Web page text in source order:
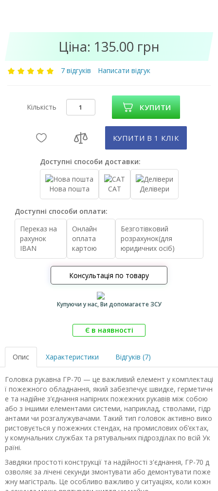
Ціна: 135.00 грн
7 відгуків Написати відгук
Кількість КУПИТИ
КУПИТИ В 1 КЛIК
Доступні способи доставки:
Нова пошта САТ Делівери
Доступні способи оплати:
Переказ на
рахунок
IBAN
Онлайн
оплата
картою
Безготівковий
розрахунок(для
юридичних осіб)
Консультація по товару
Купуючи у нас, Ви допомагаєте ЗСУ
Є в наявності
Опис Характеристики Відгуків (7)
Головка рукавна ГР-70 — це важливий елемент у комплектаці
ї пожежного обладнання, який забезпечує швидке, герметичн
е та надійне з’єднання напірних пожежних рукавів між собою
або з іншими елементами системи, наприклад, стволами, гідр
антами чи розгалужувачами. Такий тип головок активно вико
ристовується у пожежних стендах, на промислових об’єктах,
у комунальних службах та рятувальних підрозділах по всій Ук
раїні.
Завдяки простоті конструкції та надійності з'єднання, ГР-70 д
озволяє за лічені секунди змонтувати або демонтувати поже
жну магістраль. Це особливо важливо у ситуаціях, коли кожн